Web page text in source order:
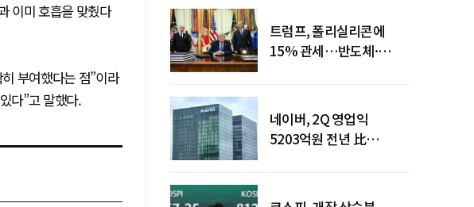
이미 호흡을 맞췄다
부여했다는 점”이라
다”고 말했다.
트럼프, 폴리실리콘에
15% 관세…반도체·
네이버, 2Q 영업익
5203억원 전년 比